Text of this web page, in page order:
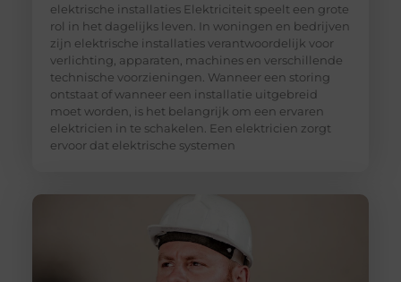
elektrische installaties Elektriciteit speelt een grote
rol in het dagelijks leven. In woningen en bedrijven
zijn elektrische installaties verantwoordelijk voor
verlichting, apparaten, machines en verschillende
technische voorzieningen. Wanneer een storing
ontstaat of wanneer een installatie uitgebreid
moet worden, is het belangrijk om een ervaren
elektricien in te schakelen. Een elektricien zorgt
ervoor dat elektrische systemen